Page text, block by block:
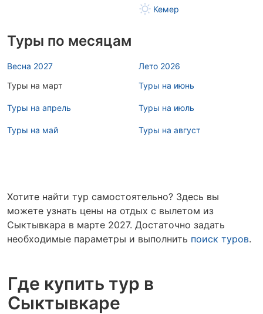
Кемер
Туры по месяцам
Весна 2027
Туры на март
Туры на апрель
Туры на май
Лето 2026
Туры на июнь
Туры на июль
Туры на август
Хотите найти тур самостоятельно? Здесь вы
можете узнать цены на отдых с вылетом из
Сыктывкара в марте 2027. Достаточно задать
необходимые параметры и выполнить поиск туров.
Где купить тур в
Сыктывкаре